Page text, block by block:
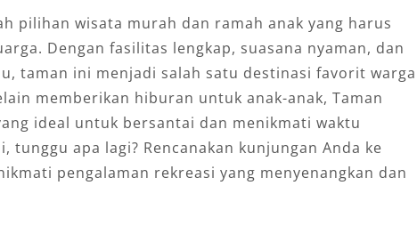
pilihan wisata murah dan ramah anak yang harus
Dengan fasilitas lengkap, suasana nyaman, dan
taman ini menjadi salah satu destinasi favorit warga
memberikan hiburan untuk anak-anak, Taman
ideal untuk bersantai dan menikmati waktu
tunggu apa lagi? Rencanakan kunjungan Anda ke
pengalaman rekreasi yang menyenangkan dan